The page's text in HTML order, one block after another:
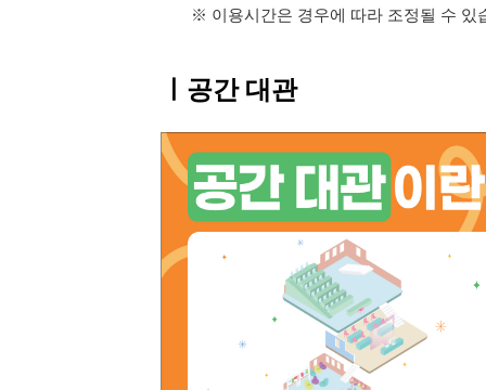
※ 이용시간은 경우에 따라 조정될 수 있
ㅣ공간 대관